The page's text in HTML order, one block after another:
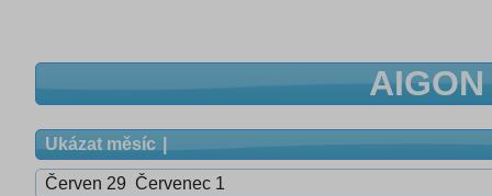
Ukázat měsíc
Červen 29 Červenec 1